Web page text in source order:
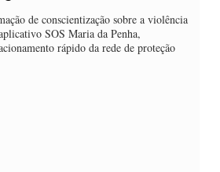
de conscientização sobre a violência
SOS Maria da Penha,
rápido da rede de proteção